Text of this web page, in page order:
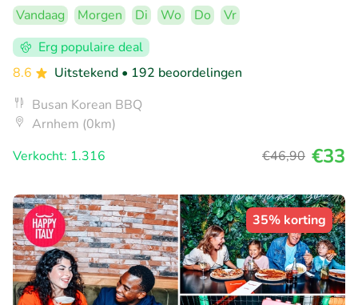
Vandaag Morgen Di Wo Do
Vr
Erg populaire deal
8.6
Uitstekend • 192 beoordelingen
Busan Korean BBQ
Arnhem (0km)
Verkocht: 1.316
€46,90 €33
35% korting